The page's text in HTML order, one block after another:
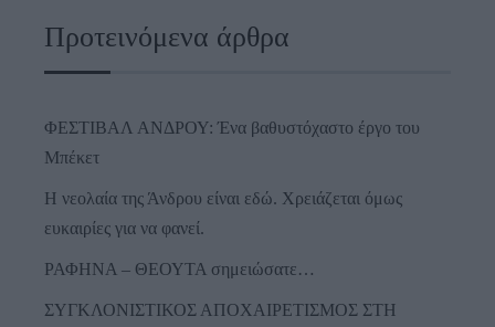
Προτεινόμενα άρθρα
ΦΕΣΤΙΒΑΛ ΑΝΔΡΟΥ: Ένα βαθυστόχαστο έργο του
Μπέκετ
Η νεολαία της Άνδρου είναι εδώ. Χρειάζεται όμως
ευκαιρίες για να φανεί.
ΡΑΦΗΝΑ – ΘΕΟΥΤΑ σημειώσατε…
ΣΥΓΚΛΟΝΙΣΤΙΚΟΣ ΑΠΟΧΑΙΡΕΤΙΣΜΟΣ ΣΤΗ